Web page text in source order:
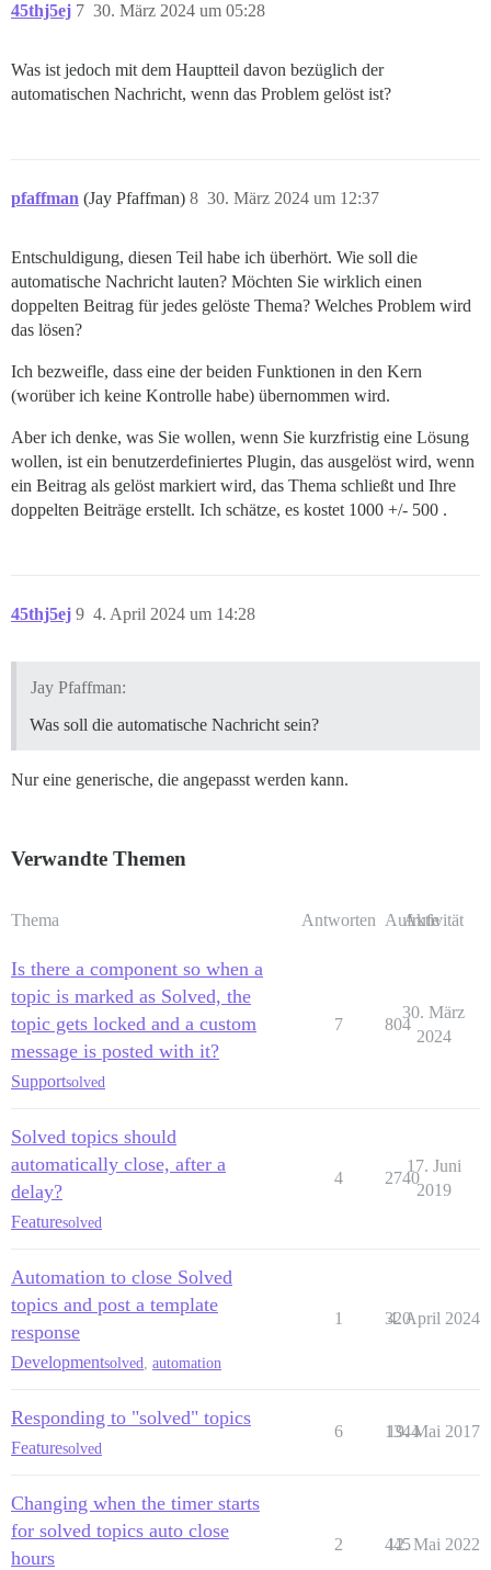
45thj5ej 30. März 2024 um 05:28
7
Was ist jedoch mit dem Hauptteil davon bezüglich der
automatischen Nachricht, wenn das Problem gelöst ist?
pfaffman (Jay Pfaffman) 30. März 2024 um 12:37
8
Entschuldigung, diesen Teil habe ich überhört. Wie soll die
automatische Nachricht lauten? Möchten Sie wirklich einen
doppelten Beitrag für jedes gelöste Thema? Welches Problem wird
das lösen?
Ich bezweifle, dass eine der beiden Funktionen in den Kern
(worüber ich keine Kontrolle habe) übernommen wird.
Aber ich denke, was Sie wollen, wenn Sie kurzfristig eine Lösung
wollen, ist ein benutzerdefiniertes Plugin, das ausgelöst wird, wenn
ein Beitrag als gelöst markiert wird, das Thema schließt und Ihre
doppelten Beiträge erstellt. Ich schätze, es kostet 1000 +/- 500 .
45thj5ej 4. April 2024 um 14:28
9
Jay Pfaffman:
Was soll die automatische Nachricht sein?
Nur eine generische, die angepasst werden kann.
Verwandte Themen
Thema Antworten Aufrufe
Aktivität
Is there a component so when a
topic is marked as Solved, the
topic gets locked and a custom
message is posted with it?
Supportsolved
7 804
30. März
2024
Solved topics should
automatically close, after a
delay?
Featuresolved
4 2740
17. Juni
2019
Automation to close Solved
topics and post a template
response
Developmentsolved automation
1 320
4. April 2024
Responding to "solved" topics
Featuresolved
6 1344
19. Mai 2017
Changing when the timer starts
for solved topics auto close
hours
2 445
12. Mai 2022